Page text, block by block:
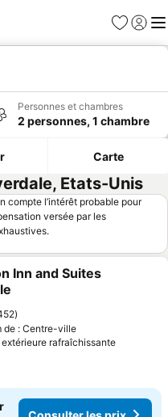
Favoris
Se
Personnes et chambres
2 personnes, 1 chambre
Carte
Etats-Unis
compte l’intérêt probable pour
versée par les
à mes favoris
Inn and Suites
de : Centre-ville
rafraîchissante